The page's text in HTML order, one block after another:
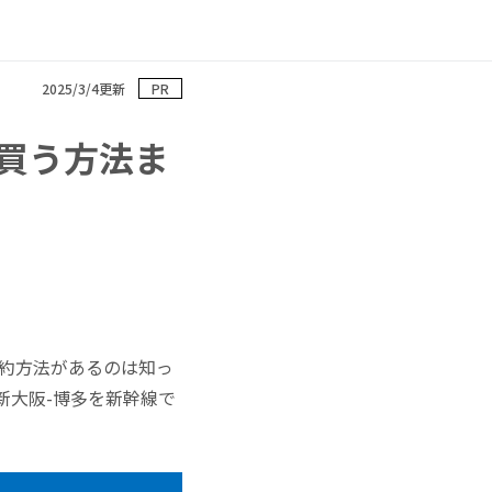
2025/3/4更新 PR
う方法ま
方法があるのは知っ
大阪-博多を新幹線で